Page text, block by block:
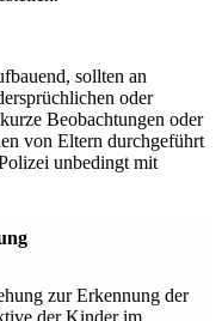
sollten an
oder
Beobachtungen oder
von Eltern durchgeführt
unbedingt mit